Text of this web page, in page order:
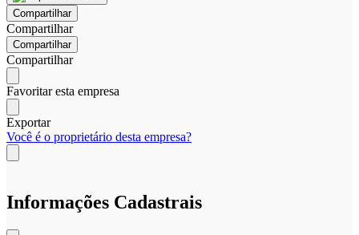
Compartilhar
Compartilhar
Compartilhar
Compartilhar
Favoritar esta empresa
Exportar
Você é o proprietário desta empresa?
Informações Cadastrais